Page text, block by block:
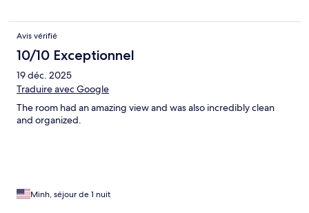
Avis vérifié
10/10 Exceptionnel
19 déc. 2025
Traduire avec Google
The room had an amazing view and was also incredibly clean
and organized.
Minh, séjour de 1 nuit